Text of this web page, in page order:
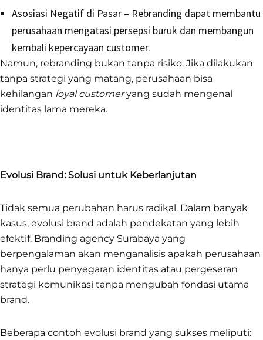
Asosiasi Negatif di Pasar – Rebranding dapat membantu
perusahaan mengatasi persepsi buruk dan membangun
kembali kepercayaan customer.
Namun, rebranding bukan tanpa risiko. Jika dilakukan
tanpa strategi yang matang, perusahaan bisa
kehilangan loyal customeryang sudah mengenal
identitas lama mereka.
Evolusi Brand: Solusi untuk Keberlanjutan
Tidak semua perubahan harus radikal. Dalam banyak
kasus, evolusi brand adalah pendekatan yang lebih
efektif. Branding agency Surabaya yang
berpengalaman akan menganalisis apakah perusahaan
hanya perlu penyegaran identitas atau pergeseran
strategi komunikasi tanpa mengubah fondasi utama
brand.
Beberapa contoh evolusi brand yang sukses meliputi: